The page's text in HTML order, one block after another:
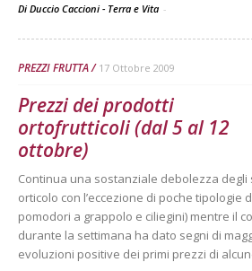
Di Duccio Caccioni - Terra e Vita -
PREZZI FRUTTA 17 Ottobre 2009
Prezzi dei prodotti
ortofrutticoli (dal 5 al 12
ottobre)
Continua una sostanziale debolezza degli
orticolo con l’eccezione di poche tipologie
pomodori a grappolo e ciliegini) mentre il
durante la settimana ha dato segni di
evoluzioni positive dei primi prezzi di